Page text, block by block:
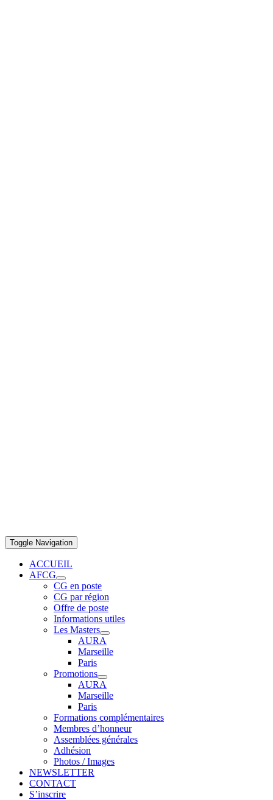
Toggle Navigation
ACCUEIL
AFCG
CG en poste
CG par région
Offre de poste
Informations utiles
Les Masters
AURA
Marseille
Paris
Promotions
AURA
Marseille
Paris
Formations complémentaires
Membres d’honneur
Assemblées générales
Adhésion
Photos / Images
NEWSLETTER
CONTACT
S’inscrire